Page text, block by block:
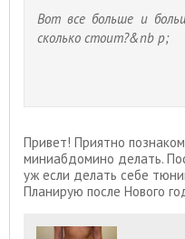
Вот все больше и
сколько стоит?&nb p;
Привет! Приятно
миниабдомино делать.
уж если делать себе
Планирую после Нового